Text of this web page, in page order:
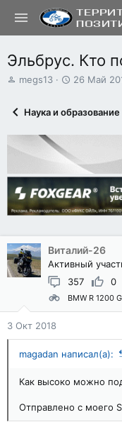
Эльбрус. Кто
А
ы
megs13
Д
а
а
л
а
26 Май
Наука и образование
Виталий-26
Активный
357
0
BMW R 1200
3 Окт 2018
magadan написал(а):
Как высоко можно
Отправлено с моего